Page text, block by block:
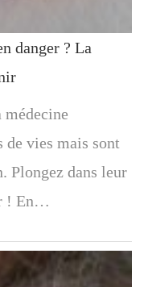
danger ? La
de vies mais sont
Plongez dans leur
! En…